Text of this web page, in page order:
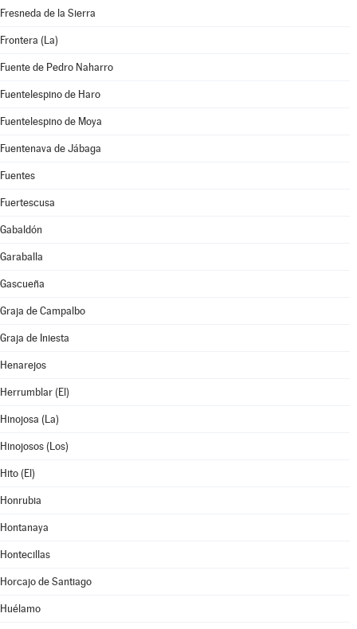
Fresneda de la Sierra
Frontera (La)
Fuente de Pedro Naharro
Fuentelespino de Haro
Fuentelespino de Moya
Fuentenava de Jábaga
Fuentes
Fuertescusa
Gabaldón
Garaballa
Gascueña
Graja de Campalbo
Graja de Iniesta
Henarejos
Herrumblar (El)
Hinojosa (La)
Hinojosos (Los)
Hito (El)
Honrubia
Hontanaya
Hontecillas
Horcajo de Santiago
Huélamo